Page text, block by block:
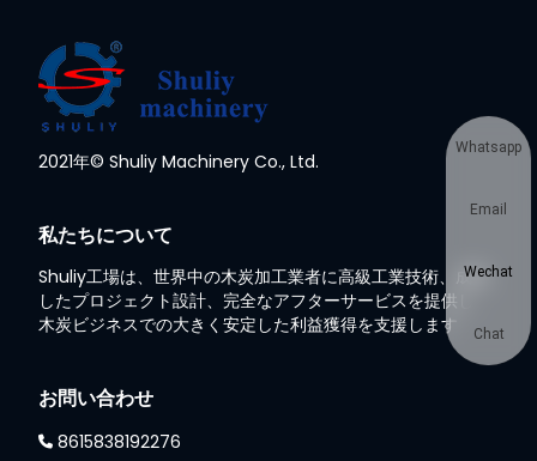
2021年© Shuliy Machinery Co., Ltd.
私たちについて
Shuliy工場は、世界中の木炭加工業者に高級工業技術、成熟
したプロジェクト設計、完全なアフターサービスを提供し、
木炭ビジネスでの大きく安定した利益獲得を支援します
お問い合わせ
8615838192276
Whatsapp
Email
Wechat
Chat